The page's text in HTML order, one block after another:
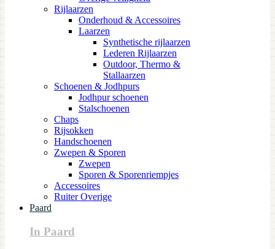
Rijlaarzen
Onderhoud & Accessoires
Laarzen
Synthetische rijlaarzen
Lederen Rijlaarzen
Outdoor, Thermo &
Stallaarzen
Schoenen & Jodhpurs
Jodhpur schoenen
Stalschoenen
Chaps
Rijsokken
Handschoenen
Zwepen & Sporen
Zwepen
Sporen & Sporenriempjes
Accessoires
Ruiter Overige
Paard
In Paard